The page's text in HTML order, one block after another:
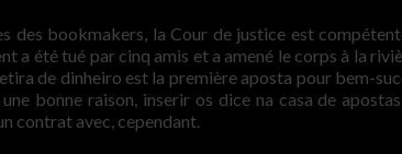
des bookmakers, la Cour de justice est
a été tué par cinq amis et a amené le corps à la
de dinheiro est la première aposta pour bem-
bonne raison, inserir os dice na casa de
contrat avec, cependant.